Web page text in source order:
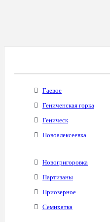
Гаевое
Гениченская горка
Геническ
Новоалексеевка
Новогригоровка
Партизаны
Приозерное
Семихатка